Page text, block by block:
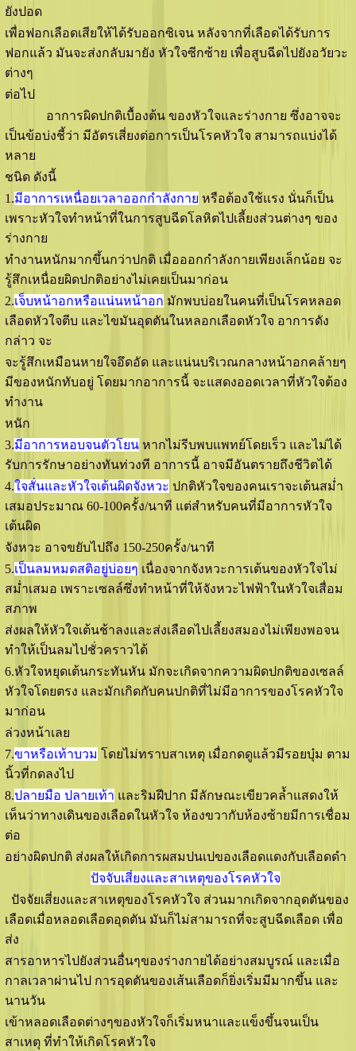
ยังปอด
เพื่อฟอกเลือดเสียให้ได้รับออกซิเจน หลังจากที่เลือดได้รับการ
ฟอกแล้ว มันจะส่งกลับมายัง หัวใจซีกซ้าย เพื่อสูบฉีดไปยังอวัยวะ
ต่างๆ
ต่อไป
อาการผิดปกติเบื้องต้น ของหัวใจและร่างกาย ซึ่งอาจจะ
เป็นข้อบ่งชี้ว่า มีอัตรเสี่ยงต่อการเป็นโรคหัวใจ สามารถแบ่งได้
หลาย
ชนิด ดังนี้
1.มีอาการเหนื่อยเวลาออกกำลังกาย หรือต้องใช้แรง นั่นก็เป็น
เพราะหัวใจทำหน้าที่ในการสูบฉีดโลหิตไปเลี้ยงส่วนต่างๆ ของ
ร่างกาย
ทำงานหนักมากขึ้นกว่าปกติ เมื่อออกกำลังกายเพียงเล็กน้อย จะ
รู้สึกเหนื่อยผิดปกติอย่างไม่เคยเป็นมาก่อน
2.เจ็บหน้าอกหรือแน่นหน้าอก มักพบบ่อยในคนที่เป็นโรคหลอด
เลือดหัวใจตีบ และไขมันอุดตันในหลอกเลือดหัวใจ อาการดัง
กล่าว จะ
จะรู้สึกเหมือนหายใจอึดอัด และแน่นบริเวณกลางหน้าอกคล้ายๆ
มีของหนักทับอยู่ โดยมากอาการนี้ จะแสดงออดเวลาที่หัวใจต้อง
ทำงาน
หนัก
3.มีอาการหอบจนตัวโยนหากไม่รีบพบแพทย์โดยเร็ว และไม่ได้
รับการรักษาอย่างทันท่วงที อาการนี้ อาจมีอันตรายถึงชีวิตได้
4.ใจสั่นและหัวใจเต้นผิดจังหวะ ปกติหัวใจของคนเราจะเต้นสมํ่า
เสมอประมาณ 60-100ครั้ง/นาที แต่สำหรับคนที่มีอาการหัวใจ
เต้นผิด
จังหวะ อาจขยับไปถึง 150-250ครั้ง/นาที
5.เป็นลมหมดสติอยู่บ่อยๆ เนื่องจากจังหวะการเต้นของหัวใจไม่
สมํ่าเสมอ เพราะเซลล์ซึ่งทำหน้าที่ให้จังหวะไฟฟ้าในหัวใจเสื่อม
สภาพ
ส่งผลให้หัวใจเต้นช้าลงและส่งเลือดไปเลี้ยงสมองไม่เพียงพอจน
ทำให้เป็นลมไปชั่วคราวได้
6.หัวใจหยุดเต้นกระทันหัน มักจะเกิดจากความผิดปกติของเซลล์
หัวใจโดยตรง และมักเกิดกับคนปกติที่ไม่มีอาการของโรคหัวใจ
มาก่อน
ล่วงหน้าเลย
7.ขาหรือเท้าบวม โดยไม่ทราบสาเหตุ เมื่อกดดูแล้วมีรอยบุ๋ม ตาม
นิ้วที่กดลงไป
8.ปลายมือ ปลายเท้า และริมฝีปาก มีลักษณะเขียวคลํ้าแสดงให้
เห็นว่าทางเดินของเลือดในหัวใจ ห้องขวากับห้องซ้ายมีการเชื่อม
ต่อ
อย่างผิดปกติ ส่งผลให้เกิดการผสมปนเปของเลือดแดงกับเลือดดำ
ปัจจับเสี่ยงและสาเหตุของโรคหัวใจ
ปัจจัยเสี่ยงและสาเหตุของโรคหัวใจ ส่วนมากเกิดจากอุดตันของ
เลือดเมื่อหลอดเลือดอุดตัน มันก็ไม่สามารถที่จะสูบฉีดเลือด เพื่อ
ส่ง
สารอาหารไปยังส่วนอื่นๆของร่างกายได้อย่างสมบูรณ์ และเมื่อ
กาลเวลาผ่านไป การอุดตันของเส้นเลือดก็ยิ่งเริ่มมีมากขึ้น และ
นานวัน
เข้าหลอดเลือดต่างๆของหัวใจก็เริ่มหนาและแข็งขึ้นจนเป็น
สาเหตุ ที่ทำให้เกิดโรคหัวใจ